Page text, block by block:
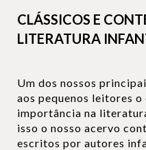
CLÁSSICOS E
LITERATURA
Um dos nossos
aos pequenos leitores o
importância na
isso o nosso acervo
escritos por autores